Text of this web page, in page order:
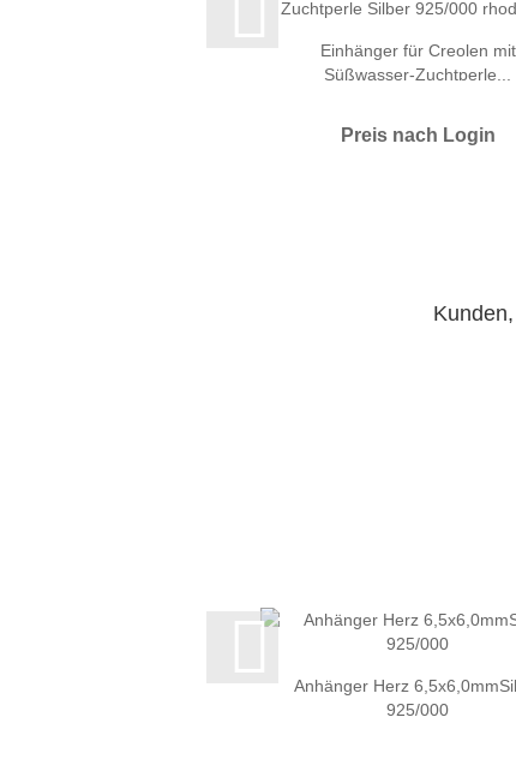
Einhänger für Creolen mit
Süßwasser-Zuchtperle...
Preis nach Login
Anhänger Herz
925/000